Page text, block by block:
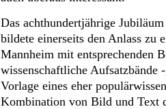
Das achthundertjährige
bildete einerseits den Anlass zu
Mannheim mit entsprechenden
wissenschaftliche Aufsatzbände
Vorlage eines eher
Kombination von Bild und Text